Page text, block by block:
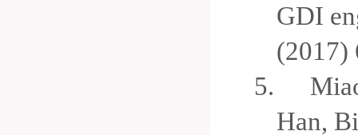
GDI
(2017)
5.
Han,